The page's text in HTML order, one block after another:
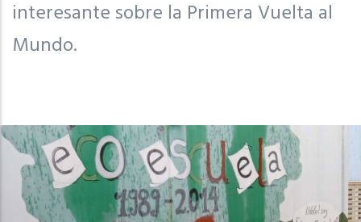
interesante sobre la Primera Vuelta al
Mundo.